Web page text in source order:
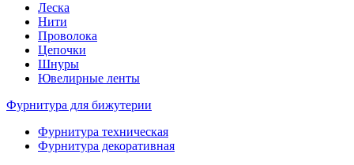
Леска
Нити
Проволока
Цепочки
Шнуры
Ювелирные ленты
Фурнитура для бижутерии
Фурнитура техническая
Фурнитура декоративная